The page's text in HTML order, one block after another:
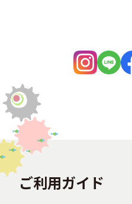
ご利用ガイド